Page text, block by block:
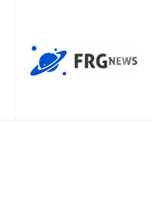
ΔΩΡΕΑΝ ΚΑΤΑΧΩΡΗΣΗ